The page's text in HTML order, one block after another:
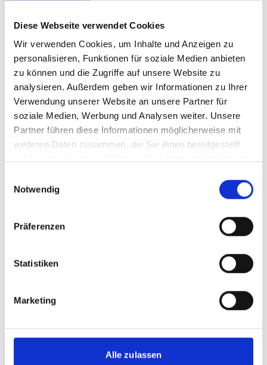
Diese Webseite verwendet Cookies
Wir verwenden Cookies, um Inhalte und Anzeigen zu
personalisieren, Funktionen für soziale Medien anbieten
zu können und die Zugriffe auf unsere Website zu
analysieren. Außerdem geben wir Informationen zu Ihrer
Verwendung unserer Website an unsere Partner für
soziale Medien, Werbung und Analysen weiter. Unsere
Partner führen diese Informationen möglicherweise mit
weiteren Daten zusammen, die Sie ihnen bereitgestellt
Notwendig
Präferenzen
Statistiken
Marketing
Alle zulassen
10/ 2022 | Studie
biodiversity, and mitigation
Englisch (PDF, 4 MB)
mehr Publikationen
Ökosystembasierte Ansätze zur Klimaanpassung:
für politische Entscheidungen
Mainstreaming EbA – Stärkung ökosystembasierter
Anpassung in Planungs- und Entscheidungsprozessen
Friends of EBA (FEBA)